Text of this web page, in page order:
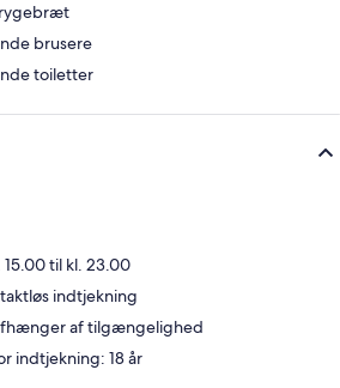
brusere
toiletter
til kl. 23.00
indtjekning
af tilgængelighed
indtjekning: 18 år